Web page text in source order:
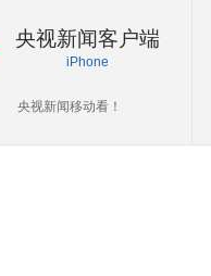
央视新闻客户端
iPhone
央视新闻移动看！